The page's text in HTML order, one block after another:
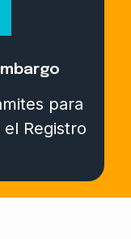
para
Registro